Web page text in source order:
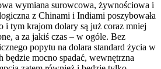
wymiana surowcowa, żywnościowa i
z Chinami i Indiami poszybowała
i tym krajom dolary są już coraz mniej
a za jakiś czas – w ogóle. Bez
popytu na dolara standard życia w
będzie mocno spadać, wewnętrzna